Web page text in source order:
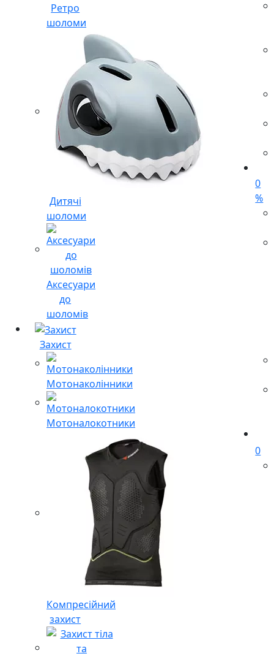
Ретро
шоломи
Дитячі
шоломи
Аксесуари
до
шоломів
Захист
Мотонаколінники
Мотоналокотники
Компресійний
захист
0
%
0